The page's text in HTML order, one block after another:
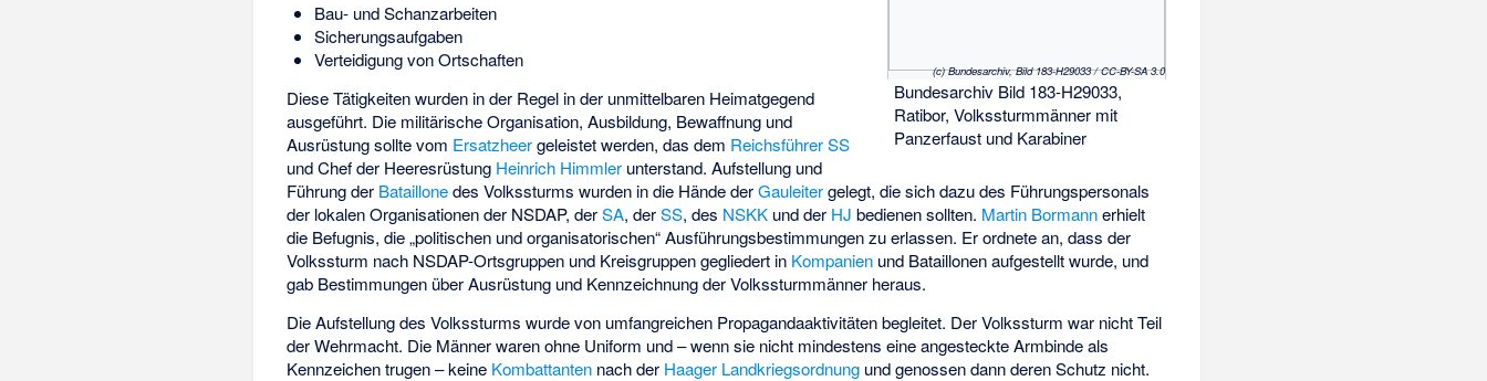
(c) Bundesarchiv, Bild 183-H29033 / CC-BY-SA 3.0
Bundesarchiv Bild 183-H29033,
Ratibor, Volkssturmmänner mit
Panzerfaust und Karabiner
Bau- und Schanzarbeiten
Sicherungsaufgaben
Verteidigung von Ortschaften
Diese Tätigkeiten wurden in der Regel in der unmittelbaren Heimatgegend
ausgeführt. Die militärische Organisation, Ausbildung, Bewaffnung und
Ausrüstung sollte vom Ersatzheergeleistet werden, das dem Reichsführer SS
und Chef der Heeresrüstung Heinrich Himmler unterstand. Aufstellung und
Führung der Bataillonedes Volkssturms wurden in die Hände derGauleitergelegt, die sich dazu des Führungspersonals
der lokalen Organisationen der NSDAP, derSA, derSS, des NSKK und der HJ bedienen sollten. Martin Bormannerhielt
die Befugnis, die „politischen und organisatorischen“ Ausführungsbestimmungen zu erlassen. Er ordnete an, dass der
Volkssturm nach NSDAP-Ortsgruppen und Kreisgruppen gegliedert in Kompanien und Bataillonen aufgestellt wurde, und
gab Bestimmungen über Ausrüstung und Kennzeichnung der Volkssturmmänner heraus.
Die Aufstellung des Volkssturms wurde von umfangreichen Propagandaaktivitäten begleitet. Der Volkssturm war nicht Teil
der Wehrmacht. Die Männer waren ohne Uniform und – wenn sie nicht mindestens eine angesteckte Armbinde als
Kennzeichen trugen – keine Kombattanten nach der Haager Landkriegsordnung und genossen dann deren Schutz nicht.